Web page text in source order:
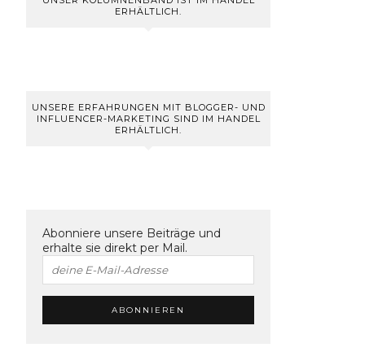
ERHÄLTLICH.
UNSERE ERFAHRUNGEN MIT BLOGGER- UND
INFLUENCER-MARKETING SIND IM HANDEL
ERHÄLTLICH.
Abonniere unsere Beiträge und
erhalte sie direkt per Mail.